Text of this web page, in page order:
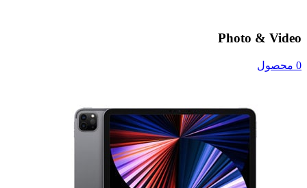
Photo & Video
0 محصول